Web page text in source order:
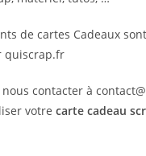
de cartes Cadeaux sont
quiscrap.fr
nous contacter à
votrecarte cadeau